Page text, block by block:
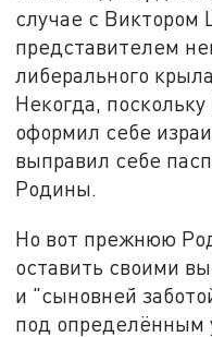
случае с
представителем
либерального
Некогда,
оформил себе
выправил себе
Родины.
Но вот прежнюю
оставить своими
и "сыновней
под определённым